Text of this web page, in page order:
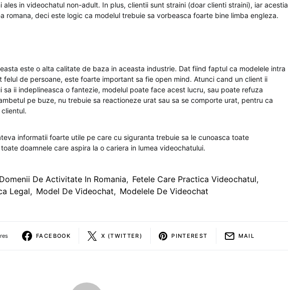
ales in videochatul non-adult. In plus, clientii sunt straini (doar clienti straini), iar acestia
romana, deci este logic ca modelul trebuie sa vorbeasca foarte bine limba engleza.
este o alta calitate de baza in aceasta industrie. Dat fiind faptul ca modelele intra
felul de persoane, este foarte important sa fie open mind. Atunci cand un client ii
sa ii indeplineasca o fantezie, modelul poate face acest lucru, sau poate refuza
pe buze, nu trebuie sa reactioneze urat sau sa se comporte urat, pentru ca
informatii foarte utile pe care cu siguranta trebuie sa le cunoasca toate
doamnele care aspira la o cariera in lumea videochatului.
Domenii De Activitate In Romania, Fetele Care Practica Videochatul,
Legal, Model De Videochat, Modelele De Videochat
FACEBOOK X (TWITTER) PINTEREST MAIL